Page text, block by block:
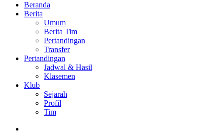
Beranda
Berita
Umum
Berita Tim
Pertandingan
Transfer
Pertandingan
Jadwal & Hasil
Klasemen
Klub
Sejarah
Profil
Tim